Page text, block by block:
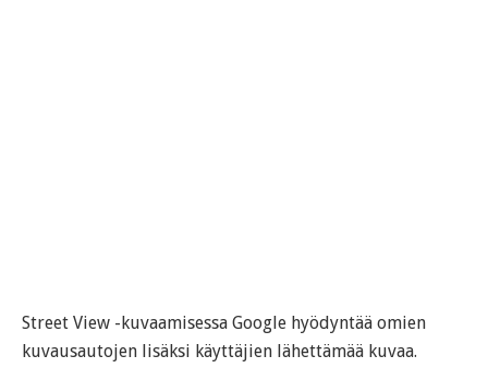
Street View -kuvaamisessa Google hyödyntää omien
kuvausautojen lisäksi käyttäjien lähettämää kuvaa.